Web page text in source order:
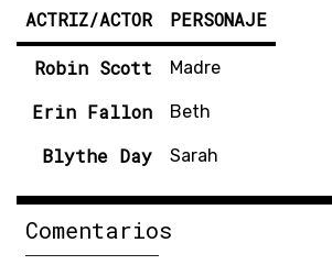
ACTRIZ/ACTOR PERSONAJE
Robin Scott Madre
Erin Fallon Beth
Blythe Day Sarah
Comentarios